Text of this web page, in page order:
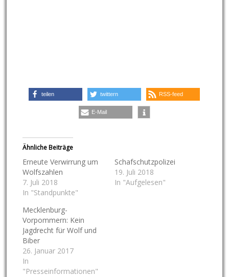
teilen twittern RSS-feed
E-Mail
Ähnliche Beiträge
Erneute Verwirrung um
Wolfszahlen
7. Juli 2018
In "Standpunkte"
Schafschutzpolizei
19. Juli 2018
In "Aufgelesen"
Mecklenburg-
Vorpommern: Kein
Jagdrecht für Wolf und
Biber
26. Januar 2017
In
"Presseinformationen"